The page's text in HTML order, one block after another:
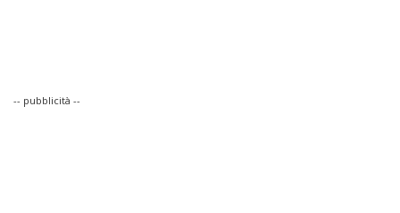
-- pubblicità --